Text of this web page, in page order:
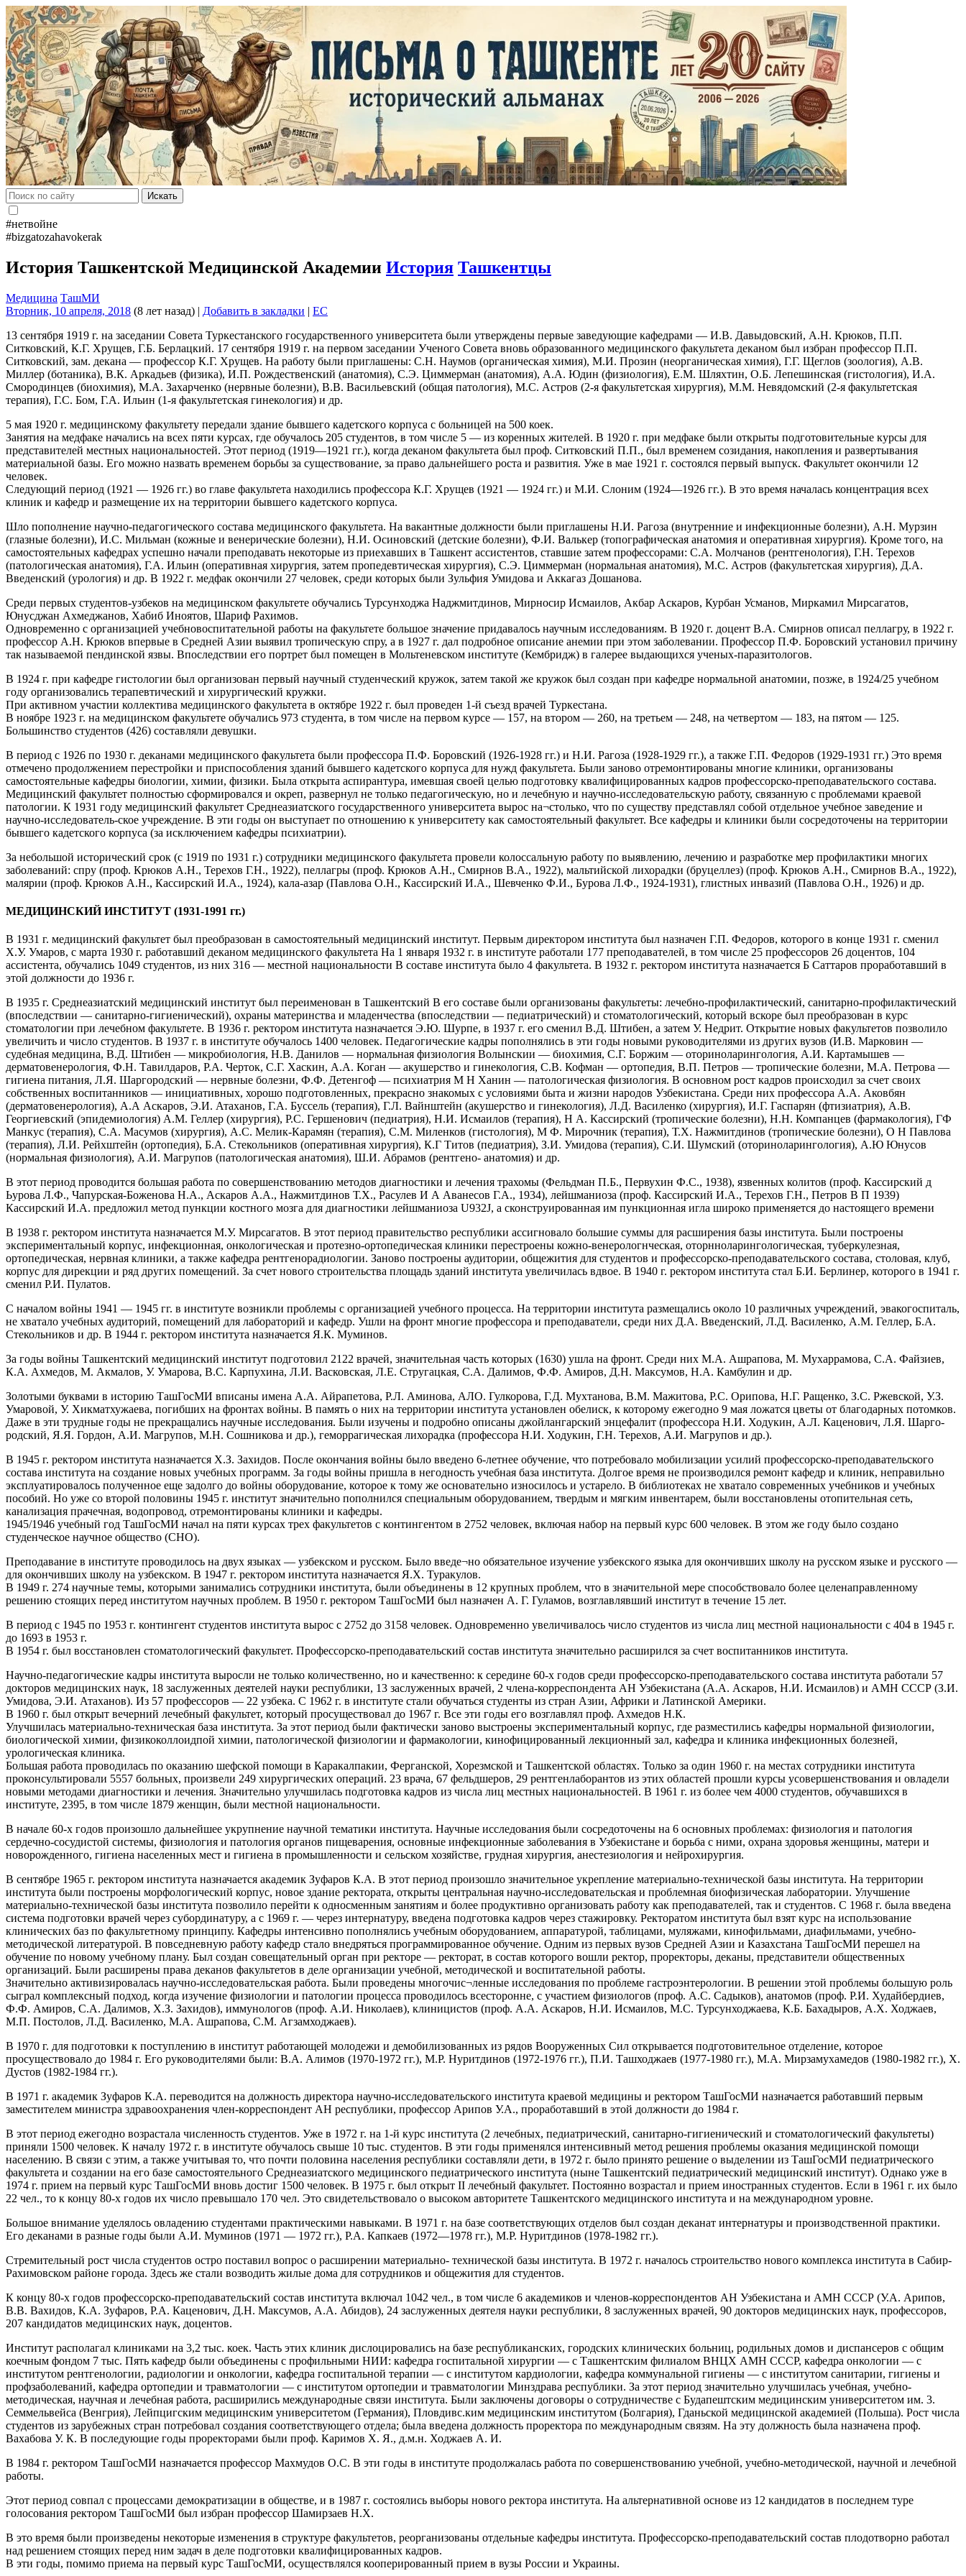
Искать
#нетвойне
#bizgatozahavokerak
История Ташкентской Медицинской Академии История Ташкентцы
Медицина ТашМИ
Вторник, 10 апреля, 2018 (8 лет назад) | Добавить в закладки | EC
13 сентября 1919 г. на заседании Совета Туркестанского государственного университета были утверждены первые заведующие кафедрами — И.В. Давыдовский, А.Н. Крюков, П.П.
Ситковский, К.Г. Хрущев, Г.Б. Берлацкий. 17 сентября 1919 г. на первом заседании Ученого Совета вновь образованного медицинского факультета деканом был избран профессор П.П.
Ситковский, зам. декана — профессор К.Г. Хрущев. На работу были приглашены: С.Н. Наумов (органическая химия), М.И. Прозин (неорганическая химия), Г.Г. Щеглов (зоология), А.В.
Миллер (ботаника), В.К. Аркадьев (физика), И.П. Рождественский (анатомия), С.Э. Циммерман (анатомия), А.А. Юдин (физиология), Е.М. Шляхтин, О.Б. Лепешинская (гистология), И.А.
Смородинцев (биохимия), М.А. Захарченко (нервные болезни), В.В. Васильевский (общая патология), М.С. Астров (2-я факультетская хирургия), М.М. Невядомский (2-я факультетская
терапия), Г.С. Бом, Г.А. Ильин (1-я факультетская гинекология) и др.
5 мая 1920 г. медицинскому факультету передали здание бывшего кадетского корпуса с больницей на 500 коек.
Занятия на медфаке начались на всех пяти курсах, где обучалось 205 студентов, в том числе 5 — из коренных жителей. В 1920 г. при медфаке были открыты подготовительные курсы для
представителей местных национальностей. Этот период (1919—1921 гг.), когда деканом факультета был проф. Ситковский П.П., был временем созидания, накопления и развертывания
материальной базы. Его можно назвать временем борьбы за существование, за право дальнейшего роста и развития. Уже в мае 1921 г. состоялся первый выпуск. Факультет окончили 12
человек.
Следующий период (1921 — 1926 гг.) во главе факультета находились профессора К.Г. Хрущев (1921 — 1924 гг.) и М.И. Слоним (1924—1926 гг.). В это время началась концентрация всех
клиник и кафедр и размещение их на территории бывшего кадетского корпуса.
Шло пополнение научно-педагогического состава медицинского факультета. На вакантные должности были приглашены Н.И. Рагоза (внутренние и инфекционные болезни), А.Н. Мурзин
(глазные болезни), И.С. Мильман (кожные и венерические болезни), Н.И. Осиновский (детские болезни), Ф.И. Валькер (топографическая анатомия и оперативная хирургия). Кроме того, на
самостоятельных кафедрах успешно начали преподавать некоторые из приехавших в Ташкент ассистентов, ставшие затем профессорами: С.А. Молчанов (рентгенология), Г.Н. Терехов
(патологическая анатомия), Г.А. Ильин (оперативная хирургия, затем пропедевтическая хирургия), С.Э. Циммерман (нормальная анатомия), М.С. Астров (факультетская хирургия), Д.А.
Введенский (урология) и др. В 1922 г. медфак окончили 27 человек, среди которых были Зульфия Умидова и Аккагаз Дошанова.
Среди первых студентов-узбеков на медицинском факультете обучались Турсунходжа Наджмитдинов, Мирносир Исмаилов, Акбар Аскаров, Курбан Усманов, Миркамил Мирсагатов,
Юнусджан Ахмеджанов, Хабиб Иноятов, Шариф Рахимов.
Одновременно с организацией учебновоспитательной работы на факультете большое значение придавалось научным исследованиям. В 1920 г. доцент В.А. Смирнов описал пеллагру, в 1922 г.
профессор А.Н. Крюков впервые в Средней Азии выявил тропическую спру, а в 1927 г. дал подробное описание анемии при этом заболевании. Профессор П.Ф. Боровский установил причину
так называемой пендинской язвы. Впоследствии его портрет был помещен в Мольтеневском институте (Кембридж) в галерее выдающихся ученых-паразитологов.
В 1924 г. при кафедре гистологии был организован первый научный студенческий кружок, затем такой же кружок был создан при кафедре нормальной анатомии, позже, в 1924/25 учебном
году организовались терапевтический и хирургический кружки.
При активном участии коллектива медицинского факультета в октябре 1922 г. был проведен 1-й съезд врачей Туркестана.
В ноябре 1923 г. на медицинском факультете обучались 973 студента, в том числе на первом курсе — 157, на втором — 260, на третьем — 248, на четвертом — 183, на пятом — 125.
Большинство студентов (426) составляли девушки.
В период с 1926 по 1930 г. деканами медицинского факультета были профессора П.Ф. Боровский (1926-1928 гг.) и Н.И. Рагоза (1928-1929 гг.), а также Г.П. Федоров (1929-1931 гг.) Это время
отмечено продолжением перестройки и приспособления зданий бывшего кадетского корпуса для нужд факультета. Были заново отремонтированы многие клиники, организованы
самостоятельные кафедры биологии, химии, физики. Была открыта аспирантура, имевшая своей целью подготовку квалифицированных кадров профессорско-преподавательского состава.
Медицинский факультет полностью сформировался и окреп, развернул не только педагогическую, но и лечебную и научно-исследовательскую работу, связанную с проблемами краевой
патологии. К 1931 году медицинский факультет Среднеазиатского государственного университета вырос на¬столько, что по существу представлял собой отдельное учебное заведение и
научно-исследователь-ское учреждение. В эти годы он выступает по отношению к университету как самостоятельный факультет. Все кафедры и клиники были сосредоточены на территории
бывшего кадетского корпуса (за исключением кафедры психиатрии).
За небольшой исторический срок (с 1919 по 1931 г.) сотрудники медицинского факультета провели колоссальную работу по выявлению, лечению и разработке мер профилактики многих
заболеваний: спру (проф. Крюков А.Н., Терехов Г.Н., 1922), пеллагры (проф. Крюков А.Н., Смирнов В.А., 1922), мальтийской лихорадки (бруцеллез) (проф. Крюков А.Н., Смирнов В.А., 1922),
малярии (проф. Крюков А.Н., Кассирский И.А., 1924), кала-азар (Павлова О.Н., Кассирский И.А., Шевченко Ф.И., Бурова Л.Ф., 1924-1931), глистных инвазий (Павлова О.Н., 1926) и др.
МЕДИЦИНСКИЙ ИНСТИТУТ (1931-1991 гг.)
В 1931 г. медицинский факультет был преобразован в самостоятельный медицинский институт. Первым директором института был назначен Г.П. Федоров, которого в конце 1931 г. сменил
Х.У. Умаров, с марта 1930 г. работавший деканом медицинского факультета На 1 января 1932 г. в институте работали 177 преподавателей, в том числе 25 профессоров 26 доцентов, 104
ассистента, обучались 1049 студентов, из них 316 — местной национальности В составе института было 4 факультета. В 1932 г. ректором института назначается Б Саттаров проработавший в
этой должности до 1936 г.
В 1935 г. Среднеазиатский медицинский институт был переименован в Ташкентский В его составе были организованы факультеты: лечебно-профилактический, санитарно-профилактический
(впоследствии — санитарно-гигиенический), охраны материнства и младенчества (впоследствии — педиатрический) и стоматологический, который вскоре был преобразован в курс
стоматологии при лечебном факультете. В 1936 г. ректором института назначается Э.Ю. Шурпе, в 1937 г. его сменил В.Д. Штибен, а затем У. Недрит. Открытие новых факультетов позволило
увеличить и число студентов. В 1937 г. в институте обучалось 1400 человек. Педагогические кадры пополнялись в эти годы новыми руководителями из других вузов (И.В. Марковин —
судебная медицина, В.Д. Штибен — микробиология, Н.В. Данилов — нормальная физиология Волынскии — биохимия, С.Г. Боржим — оториноларингология, А.И. Картамышев —
дерматовенерология, Ф.Н. Тавилдаров, Р.А. Черток, С.Г. Хаскин, А.А. Коган — акушерство и гинекология, С.В. Кофман — ортопедия, В.П. Петров — тропические болезни, М.А. Петрова —
гигиена питания, Л.Я. Шаргородский — нервные болезни, Ф.Ф. Детенгоф — психиатрия М Н Ханин — патологическая физиология. В основном рост кадров происходил за счет своих
собственных воспитанников — инициативных, хорошо подготовленных, прекрасно знакомых с условиями быта и жизни народов Узбекистана. Среди них профессора А.А. Аковбян
(дерматовенерология), А.А Аскаров, Э.И. Атаханов, Г.А. Буссель (терапия), Г.Л. Вайнштейн (акушерство и гинекология), Л.Д. Василенко (хирургия), И.Г. Гаспарян (фтизиатрия), А.В.
Георгиевский (эпидемиология) A.M. Геллер (хирургия), Р.С. Гершенович (педиатрия), Н.И. Исмаилов (терапия), Н А. Кассирский (тропические болезни), Н.Н. Компанцев (фармакология), ГФ
Манкус (терапия), С.А. Масумов (хирургия), А.С. Мелик-Карамян (терапия), С.М. Миленков (гистология), М Ф. Мирочник (терапия), Т.Х. Нажмитдинов (тропические болезни), О Н Павлова
(терапия), Л.И. Рейхштейн (ортопедия), Б.А. Стекольников (оперативная хирургия), К.Г Титов (педиатрия), З.И. Умидова (терапия), С.И. Шумский (оториноларингология), А.Ю Юнусов
(нормальная физиология), А.И. Магрупов (патологическая анатомия), Ш.И. Абрамов (рентгено- анатомия) и др.
В этот период проводится большая работа по совершенствованию методов диагностики и лечения трахомы (Фельдман П.Б., Первухин Ф.С., 1938), язвенных колитов (проф. Кассирский д
Ьурова Л.Ф., Чапурская-Боженова Н.А., Аскаров А.А., Нажмитдинов Т.Х., Расулев И А Аванесов Г.А., 1934), лейшманиоза (проф. Кассирский И.А., Терехов Г.Н., Петров В П 1939)
Кассирский И.А. предложил метод пункции костного мозга для диагностики лейшманиоза U932J, а сконструированная им пункционная игла широко применяется до настоящего времени
В 1938 г. ректором института назначается М.У. Мирсагатов. В этот период правительство республики ассигновало большие суммы для расширения базы института. Были построены
экспериментальный корпус, инфекционная, онкологическая и протезно-ортопедическая клиники перестроены кожно-венерологнческая, оторнноларингологическая, туберкулезная,
ортопедическая, нервная клиники, а также кафедра рентгенорадиологии. Заново построены аудитории, общежития для студентов и профессорско-преподавательского состава, столовая, клуб,
корпус для дирекции и ряд других помещений. За счет нового строительства площадь зданий института увеличилась вдвое. В 1940 г. ректором института стал Б.И. Берлинер, которого в 1941 г.
сменил Р.И. Пулатов.
С началом войны 1941 — 1945 гг. в институте возникли проблемы с организацией учебного процесса. На территории института размещались около 10 различных учреждений, эвакогоспиталь,
не хватало учебных аудиторий, помещений для лабораторий и кафедр. Ушли на фронт многие профессора и преподаватели, среди них Д.А. Введенский, Л.Д. Василенко, A.M. Геллер, Б.А.
Стекольников и др. В 1944 г. ректором института назначается Я.К. Муминов.
За годы войны Ташкентский медицинский институт подготовил 2122 врачей, значительная часть которых (1630) ушла на фронт. Среди них М.А. Ашрапова, М. Мухаррамова, С.А. Файзиев,
К.А. Ахмедов, М. Акмалов, У. Умарова, B.C. Карпухина, Л.И. Васковская, Л.Е. Стругацкая, С.А. Далимов, Ф.Ф. Амиров, Д.Н. Максумов, Н.А. Камбулин и др.
Золотыми буквами в историю ТашГосМИ вписаны имена А.А. Айрапетова, Р.Л. Аминова, АЛО. Гулкорова, Г.Д. Мухтанова, В.М. Мажитова, Р.С. Орипова, Н.Г. Ращенко, З.С. Ржевской, У.З.
Умаровой, У. Хикматхужаева, погибших на фронтах войны. В память о них на территории института установлен обелиск, к которому ежегодно 9 мая ложатся цветы от благодарных потомков.
Даже в эти трудные годы не прекращались научные исследования. Были изучены и подробно описаны джойлангарский энцефалит (профессора Н.И. Ходукин, А.Л. Каценович, Л.Я. Шарго-
родский, Я.Я. Гордон, А.И. Магрупов, М.Н. Сошникова и др.), геморрагическая лихорадка (профессора Н.И. Ходукин, Г.Н. Терехов, А.И. Магрупов и др.).
В 1945 г. ректором института назначается Х.З. Захидов. После окончания войны было введено 6-летнее обучение, что потребовало мобилизации усилий профессорско-преподавательского
состава института на создание новых учебных программ. За годы войны пришла в негодность учебная база института. Долгое время не производился ремонт кафедр и клиник, неправильно
эксплуатировалось полученное еще задолго до войны оборудование, которое к тому же основательно износилось и устарело. В библиотеках не хватало современных учебников и учебных
пособий. Но уже со второй половины 1945 г. институт значительно пополнился специальным оборудованием, твердым и мягким инвентарем, были восстановлены отопительная сеть,
канализация прачечная, водопровод, отремонтированы клиники и кафедры.
1945/1946 учебный год ТашГосМИ начал на пяти курсах трех факультетов с контингентом в 2752 человек, включая набор на первый курс 600 человек. В этом же году было создано
студенческое научное общество (СНО).
Преподавание в институте проводилось на двух языках — узбекском и русском. Было введе¬но обязательное изучение узбекского языка для окончивших школу на русском языке и русского —
для окончивших школу на узбекском. В 1947 г. ректором института назначается Я.Х. Туракулов.
В 1949 г. 274 научные темы, которыми занимались сотрудники института, были объединены в 12 крупных проблем, что в значительной мере способствовало более целенаправленному
решению стоящих перед институтом научных проблем. В 1950 г. ректором ТашГосМИ был назначен А. Г. Гуламов, возглавлявший институт в течение 15 лет.
В период с 1945 по 1953 г. контингент студентов института вырос с 2752 до 3158 человек. Одновременно увеличивалось число студентов из числа лиц местной национальности с 404 в 1945 г.
до 1693 в 1953 г.
В 1954 г. был восстановлен стоматологический факультет. Профессорско-преподавательский состав института значительно расширился за счет воспитанников института.
Научно-педагогические кадры института выросли не только количественно, но и качественно: к середине 60-х годов среди профессорско-преподавательского состава института работали 57
докторов медицинских наук, 18 заслуженных деятелей науки республики, 13 заслуженных врачей, 2 члена-корреспондента АН Узбекистана (А.А. Аскаров, Н.И. Исмаилов) и АМН СССР (З.И.
Умидова, Э.И. Атаханов). Из 57 профессоров — 22 узбека. С 1962 г. в институте стали обучаться студенты из стран Азии, Африки и Латинской Америки.
В 1960 г. был открыт вечерний лечебный факультет, который просуществовал до 1967 г. Все эти годы его возглавлял проф. Ахмедов Н.К.
Улучшилась материально-техническая база института. За этот период были фактически заново выстроены экспериментальный корпус, где разместились кафедры нормальной физиологии,
биологической химии, физикоколлоидпой химии, патологической физиологии и фармакологии, кинофицированный лекционный зал, кафедра и клиника инфекционных болезней,
урологическая клиника.
Большая работа проводилась по оказанию шефской помощи в Каракалпакии, Ферганской, Хорезмской и Ташкентской областях. Только за один 1960 г. на местах сотрудники института
проконсультировали 5557 больных, произвели 249 хирургических операций. 23 врача, 67 фельдшеров, 29 рентгенлаборантов из этих областей прошли курсы усовершенствования и овладели
новыми методами диагностики и лечения. Значительно улучшилась подготовка кадров из числа лиц местных национальностей. В 1961 г. из более чем 4000 студентов, обучавшихся в
институте, 2395, в том числе 1879 женщин, были местной национальности.
В начале 60-х годов произошло дальнейшее укрупнение научной тематики института. Научные исследования были сосредоточены на 6 основных проблемах: физиология и патология
сердечно-сосудистой системы, физиология и патология органов пищеварения, основные инфекционные заболевания в Узбекистане и борьба с ними, охрана здоровья женщины, матери и
новорожденного, гигиена населенных мест и гигиена в промышленности и сельском хозяйстве, грудная хирургия, анестезиология и нейрохирургия.
В сентябре 1965 г. ректором института назначается академик Зуфаров К.А. В этот период произошло значительное укрепление материально-технической базы института. На территории
института были построены морфологический корпус, новое здание ректората, открыты центральная научно-исследовательская и проблемная биофизическая лаборатории. Улучшение
материально-технической базы института позволило перейти к односменным занятиям и более продуктивно организовать работу как преподавателей, так и студентов. С 1968 г. была введена
система подготовки врачей через субординатуру, а с 1969 г. — через интернатуру, введена подготовка кадров через стажировку. Ректоратом института был взят курс на использование
клинических баз по факультетному принципу. Кафедры интенсивно пополнялись учебным оборудованием, аппаратурой, таблицами, муляжами, кинофильмами, диафильмами, учебно-
методической литературой. В повседневную работу кафедр стало внедряться программированное обучение. Одним из первых вузов Средней Азии и Казахстана ТашГосМИ перешел на
обучение по новому учебному плану. Был создан совещательный орган при ректоре — ректорат, в состав которого вошли ректор, проректоры, деканы, представители общественных
организаций. Были расширены права деканов факультетов в деле организации учебной, методической и воспитательной работы.
Значительно активизировалась научно-исследовательская работа. Были проведены многочис¬ленные исследования по проблеме гастроэнтерологии. В решении этой проблемы большую роль
сыграл комплексный подход, когда изучение физиологии и патологии процесса проводилось всесторонне, с участием физиологов (проф. А.С. Садыков), анатомов (проф. Р.И. Худайбердиев,
Ф.Ф. Амиров, С.А. Далимов, Х.З. Захидов), иммунологов (проф. А.И. Николаев), клиницистов (проф. А.А. Аскаров, Н.И. Исмаилов, М.С. Турсунходжаева, К.Б. Бахадыров, А.Х. Ходжаев,
М.П. Постолов, Л.Д. Василенко, М.А. Ашрапова, С.М. Агзамходжаев).
В 1970 г. для подготовки к поступлению в институт работающей молодежи и демобилизованных из рядов Вооруженных Сил открывается подготовительное отделение, которое
просуществовало до 1984 г. Его руководителями были: В.А. Алимов (1970-1972 гг.), М.Р. Нуритдинов (1972-1976 гг.), П.И. Ташходжаев (1977-1980 гг.), М.А. Мирзамухамедов (1980-1982 гг.), X.
Дустов (1982-1984 гг.).
В 1971 г. академик Зуфаров К.А. переводится на должность директора научно-исследовательского института краевой медицины и ректором ТашГосМИ назначается работавший первым
заместителем министра здравоохранения член-корреспондент АН республики, профессор Арипов У.А., проработавший в этой должности до 1984 г.
В этот период ежегодно возрастала численность студентов. Уже в 1972 г. на 1-й курс института (2 лечебных, педиатрический, санитарно-гигиенический и стоматологический факультеты)
приняли 1500 человек. К началу 1972 г. в институте обучалось свыше 10 тыс. студентов. В эти годы применялся интенсивный метод решения проблемы оказания медицинской помощи
населению. В связи с этим, а также учитывая то, что почти половина населения республики составляли дети, в 1972 г. было принято решение о выделении из ТашГосМИ педиатрического
факультета и создании на его базе самостоятельного Среднеазиатского медицинского педиатрического института (ныне Ташкентский педиатрический медицинский институт). Однако уже в
1974 г. прием на первый курс ТашГосМИ вновь достиг 1500 человек. В 1975 г. был открыт II лечебный факультет. Постоянно возрастал и прием иностранных студентов. Если в 1961 г. их было
22 чел., то к концу 80-х годов их число превышало 170 чел. Это свидетельствовало о высоком авторитете Ташкентского медицинского института и на международном уровне.
Большое внимание уделялось овладению студентами практическими навыками. В 1971 г. на базе соответствующих отделов был создан деканат интернатуры и производственной практики.
Его деканами в разные годы были А.И. Муминов (1971 — 1972 гг.), Р.А. Капкаев (1972—1978 гг.), М.Р. Нуритдинов (1978-1982 гг.).
Стремительный рост числа студентов остро поставил вопрос о расширении материально- технической базы института. В 1972 г. началось строительство нового комплекса института в Сабир-
Рахимовском районе города. Здесь же стали возводить жилые дома для сотрудников и общежития для студентов.
К концу 80-х годов профессорско-преподавательский состав института включал 1042 чел., в том числе 6 академиков и членов-корреспондентов АН Узбекистана и АМН СССР (У.А. Арипов,
В.В. Вахидов, К.А. Зуфаров, Р.А. Каценович, Д.Н. Максумов, А.А. Абидов), 24 заслуженных деятеля науки республики, 8 заслуженных врачей, 90 докторов медицинских наук, профессоров,
207 кандидатов медицинских наук, доцентов.
Институт располагал клиниками на 3,2 тыс. коек. Часть этих клиник дислоцировались на базе республиканских, городских клинических больниц, родильных домов и диспансеров с общим
коечным фондом 7 тыс. Пять кафедр были объединены с профильными НИИ: кафедра госпитальной хирургии — с Ташкентским филиалом ВНЦХ АМН СССР, кафедра онкологии — с
институтом рентгенологии, радиологии и онкологии, кафедра госпитальной терапии — с институтом кардиологии, кафедра коммунальной гигиены — с институтом санитарии, гигиены и
профзаболеваний, кафедра ортопедии и травматологии — с институтом ортопедии и травматологии Минздрава республики. За этот период значительно улучшилась учебная, учебно-
методическая, научная и лечебная работа, расширились международные связи института. Были заключены договоры о сотрудничестве с Будапештским медицинским университетом им. 3.
Семмельвейса (Венгрия), Лейпцигским медицинским университетом (Германия), Пловдивс.ким медицинским институтом (Болгария), Гданьской медицинской академией (Польша). Рост числа
студентов из зарубежных стран потребовал создания соответствующего отдела; была введена должность проректора по международным связям. На эту должность была назначена проф.
Вахабова У. К. В последующие годы проректорами были проф. Каримов X. Я., д.м.н. Ходжаев А. И.
В 1984 г. ректором ТашГосМИ назначается профессор Махмудов О.С. В эти годы в институте продолжалась работа по совершенствованию учебной, учебно-методической, научной и лечебной
работы.
Этот период совпал с процессами демократизации в обществе, и в 1987 г. состоялись выборы нового ректора института. На альтернативной основе из 12 кандидатов в последнем туре
голосования ректором ТашГосМИ был избран профессор Шамирзаев Н.Х.
В это время были произведены некоторые изменения в структуре факультетов, реорганизованы отдельные кафедры института. Профессорско-преподавательский состав плодотворно работал
над решением стоящих перед ним задач в деле подготовки квалифицированных кадров.
В эти годы, помимо приема на первый курс ТашГосМИ, осуществлялся кооперированный прием в вузы России и Украины.